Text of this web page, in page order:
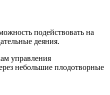
подействовать на
деяния.
управления
небольшие плодотворные